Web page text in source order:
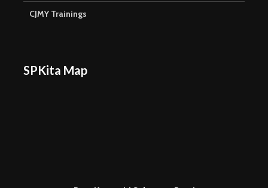
CJMY Trainings
SPKita Map